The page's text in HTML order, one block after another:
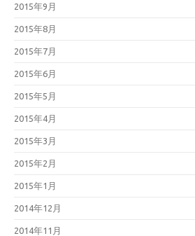
2015年9月
2015年8月
2015年7月
2015年6月
2015年5月
2015年4月
2015年3月
2015年2月
2015年1月
2014年12月
2014年11月